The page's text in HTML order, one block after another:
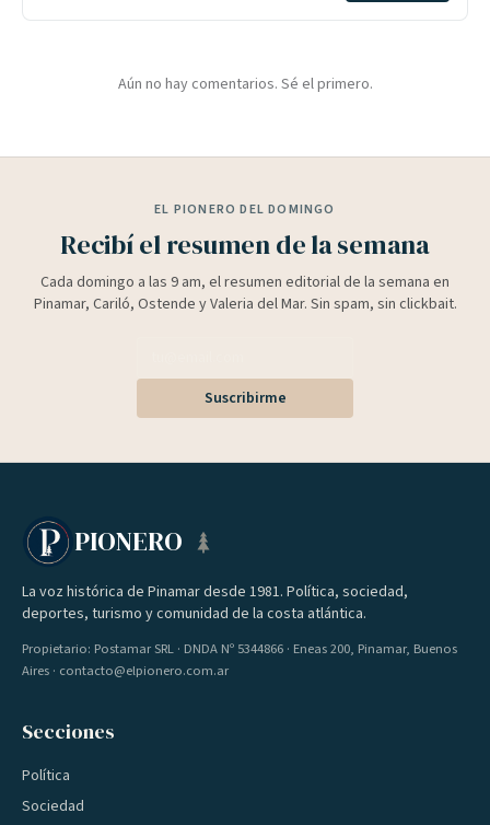
Aún no hay comentarios. Sé el primero.
EL PIONERO DEL DOMINGO
Recibí el resumen de la semana
Cada domingo a las 9 am, el resumen editorial de la semana en
Pinamar, Cariló, Ostende y Valeria del Mar. Sin spam, sin clickbait.
Suscribirme
PIONERO
La voz histórica de Pinamar desde 1981. Política, sociedad,
deportes, turismo y comunidad de la costa atlántica.
Propietario: Postamar SRL · DNDA Nº 5344866 · Eneas 200, Pinamar, Buenos
Aires · contacto@elpionero.com.ar
Secciones
Política
Sociedad